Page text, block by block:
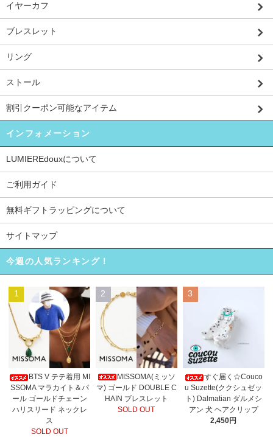
イヤーカフ
ブレスレット
リング
ストール
割引クーポン可能なアイテム
インフォメーション
LUMIEREdouxについて
ご利用ガイド
無料ギフトラッピングについて
サイトマップ
今週の人気ランキング！
1
BTS V テテ着用 MI
SSOMA マラカイト＆パ
ール ゴールドチェーン
ハリスリード ネックレ
ス
SOLD OUT
2
MISSOMA(ミッソ
マ) ゴールド DOUBLE C
HAIN ブレスレット
SOLD OUT
3
すぐ届く☆Couco
u Suzette(ククシュゼッ
ト) Dalmatian ダルメシ
アン 犬 ヘアクリップ
2,450円